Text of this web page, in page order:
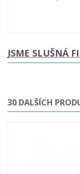
JSME SLUŠNÁ
30 DALŠÍCH